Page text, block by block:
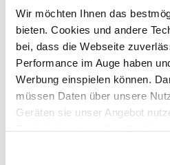
Wir möchten Ihnen das
bieten. Cookies und andere
bei, dass die Webseite
Performance im Auge haben
Werbung einspielen können.
müssen Daten über unsere
Geräten sie unser Angebot
werden, werden bei der
Gästetuch uni 30x50
weiches Gästetuch von Egeria
mit Deko-Borte und Aufhänger
flauschig, weich und
Maße:30x50cm
umweltfreundliche Herstellung
enthält schadstoffgeprüfte